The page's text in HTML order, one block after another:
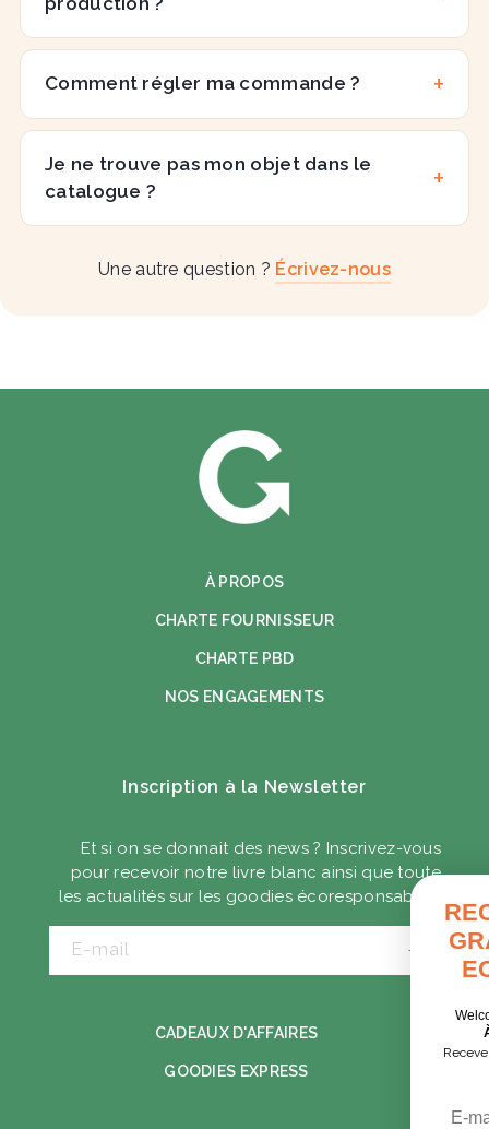
Comment régler ma commande ?
Je ne trouve pas mon objet dans le
catalogue ?
Une autre question ? Écrivez-nous
À PROPOS
CHARTE FOURNISSEUR
CHARTE PBD
NOS ENGAGEMENTS
Inscription à la Newsletter
Et si on se donnait des news ? Inscrivez-vous
pour recevoir notre livre blanc ainsi que toute
les actualités sur les goodies écoresponsables.
E-mail
CADEAUX D'AFFAIRES
GOODIES EXPRESS
RECEVEZ VOTRE
GRATUIT DES
Welcome pack, séminaire, cadeaux
À chaque contexte, ses solutions.
Recevez nos exemples concrets pour choisir
goodies utiles et responsables.